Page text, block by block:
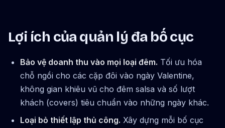
Lợi ích của quản lý đa bố cục
Bảo vệ doanh thu vào mọi loại đêm. Tối ưu hóa
chỗ ngồi cho các cặp đôi vào ngày Valentine,
không gian khiêu vũ cho đêm salsa và số lượt
khách (covers) tiêu chuẩn vào những ngày khác.
Loại bỏ thiết lập thủ công. Xây dựng mỗi bố cục